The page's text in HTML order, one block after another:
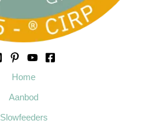
Home
Aanbod
Slowfeeders